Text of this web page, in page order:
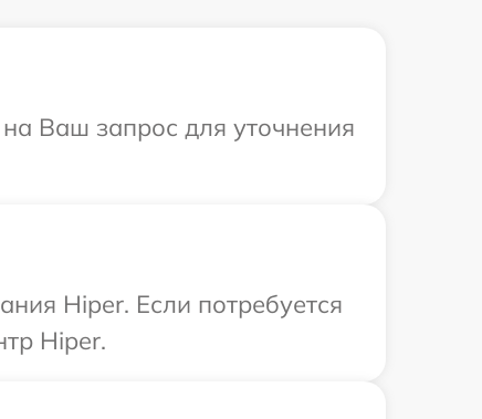
Ваш запрос для уточнения
Hiper. Если потребуется
Hiper.